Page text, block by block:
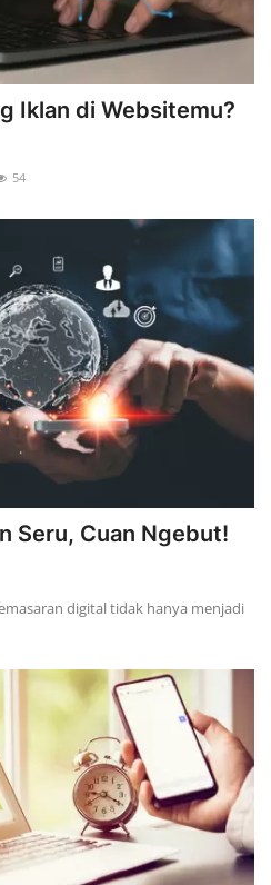
Iklan di Websitemu?
54
Seru, Cuan Ngebut!
digital tidak hanya menjadi